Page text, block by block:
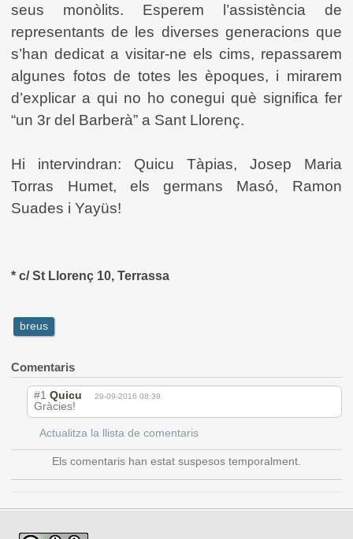
seus monòlits. Esperem l’assistència de
representants de les diverses generacions que
s’han dedicat a visitar-ne els cims, repassarem
algunes fotos de totes les èpoques, i mirarem
d’explicar a qui no ho conegui què significa fer
“un 3r del Barberà” a Sant Llorenç.
Hi intervindran: Quicu Tàpias, Josep Maria
Torras Humet, els germans Masó, Ramon
Suades i Yayüs!
* c/ St Llorenç 10, Terrassa
breus
Comentaris
#1 Quicu 29-09-2016 08:39
Gràcies!
Actualitza la llista de comentaris
Els comentaris han estat suspesos temporalment.